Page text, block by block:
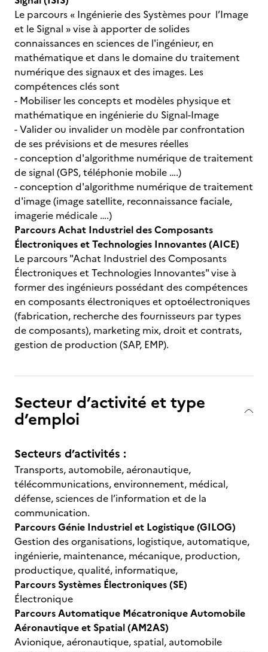
Le parcours « Ingénierie des Systèmes pour l’Image
et le Signal » vise à apporter de solides
connaissances en sciences de l'ingénieur, en
mathématique et dans le domaine du traitement
numérique des signaux et des images. Les
compétences clés sont
- Mobiliser les concepts et modèles physique et
mathématique en ingénierie du Signal-Image
- Valider ou invalider un modèle par confrontation
de ses prévisions et de mesures réelles
- conception d'algorithme numérique de traitement
de signal (GPS, téléphonie mobile ….)
- conception d'algorithme numérique de traitement
d'image (image satellite, reconnaissance faciale,
imagerie médicale ….)
Parcours Achat Industriel des Composants
Électroniques et Technologies Innovantes (AICE)
Le parcours "Achat Industriel des Composants
Électroniques et Technologies Innovantes" vise à
former des ingénieurs possédant des compétences
en composants électroniques et optoélectroniques
(fabrication, recherche des fournisseurs par types
de composants), marketing mix, droit et contrats,
gestion de production (SAP, EMP).
Secteur d’activité et type
d’emploi
Secteurs d’activités :
Transports, automobile, aéronautique,
télécommunications, environnement, médical,
défense, sciences de l’information et de la
communication.
Parcours Génie Industriel et Logistique (GILOG)
Gestion des organisations, logistique, automatique,
ingénierie, maintenance, mécanique, production,
productique, qualité, informatique,
Parcours Systèmes Électroniques (SE)
Électronique
Parcours Automatique Mécatronique Automobile
Aéronautique et Spatial (AM2AS)
Avionique, aéronautique, spatial, automobile